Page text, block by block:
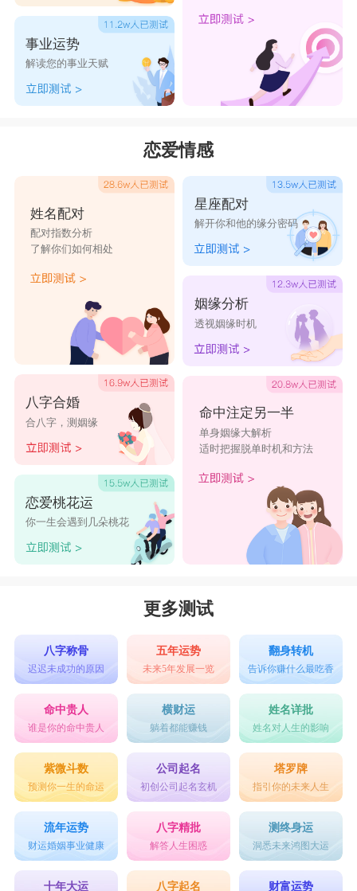
的甜蜜无比的过日子罗!
星座乐原创文章，转载需注明出处
事业运势
解读您的事业天赋
恋爱情感
姓名配对
配对指数分析
了解你们如何相处
八字合婚
合八字，测姻缘
恋爱桃花运
你一生会遇到几朵桃花
星座配对
解开你和他的缘分密码
姻缘分析
透视姻缘时机
命中注定另一半
单身姻缘大解析
适时把握脱单时机和方法
更多测试
八字称骨
迟迟未成功的原因
五年运势
未来5年发展一览
翻身转机
告诉你赚什么最吃香
命中贵人
谁是你的命中贵人
横财运
躺着都能赚钱
姓名详批
姓名对人生的影响
紫微斗数
预测你一生的命运
公司起名
初创公司起名玄机
塔罗牌
指引你的未来人生
流年运势
财运婚姻事业健康
八字精批
解答人生困惑
测终身运
洞悉未来鸿图大运
十年大运 八字起名 财富运势